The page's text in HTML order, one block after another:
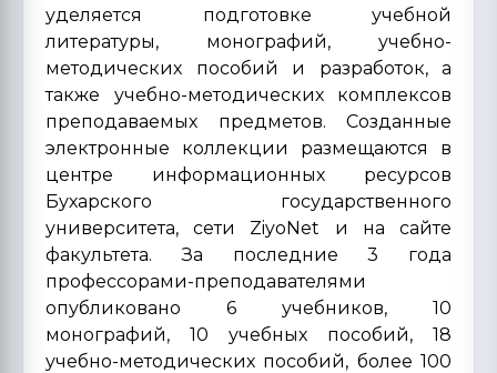
уделяется подготовке учебной
литературы, монографий, учебно-
методических пособий и разработок, а
также учебно-методических комплексов
преподаваемых предметов. Созданные
электронные коллекции размещаются в
центре информационных ресурсов
Бухарского государственного
университета, сети ZiyoNet и на сайте
факультета. За последние 3 года
профессорами-преподавателями
опубликовано 6 учебников, 10
монографий, 10 учебных пособий, 18
учебно-методических пособий, более 100